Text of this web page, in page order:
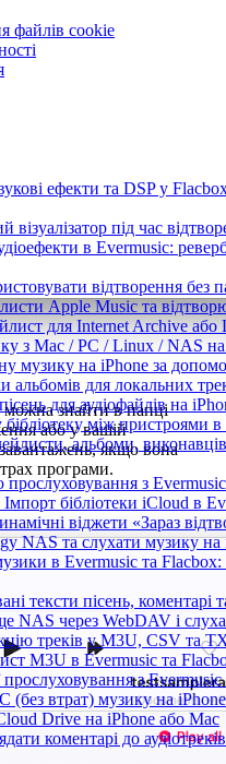
файлів cookie
ефекти та DSP у
під час
в Evermusic:
відтворення без
Apple Music та
для Internet Archive
з Mac / PC / Linux / NAS
музику на iPhone за
альбомів для локальних
для аудіофайлів на
між пристроями в
альбоми,
прослуховування з
бібліотеки iCloud в
віджети «Зараз
NAS та слухати музику на
в Evermusic та Flacbox:
тексти пісень,
NAS через WebDAV і
треків у M3U, CSV та
M3U в Evermusic та
прослуховування з
(без втрат) музику на iPhone
Drive на iPhone або Mac
коментарі до
можна знайти в папці
або у вашій
якщо вона
програми.